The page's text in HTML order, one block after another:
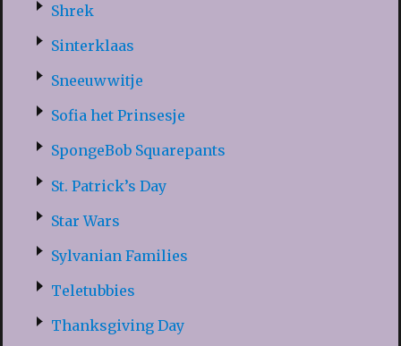
Shrek
Sinterklaas
Sneeuwwitje
Sofia het Prinsesje
SpongeBob Squarepants
St. Patrick’s Day
Star Wars
Sylvanian Families
Teletubbies
Thanksgiving Day